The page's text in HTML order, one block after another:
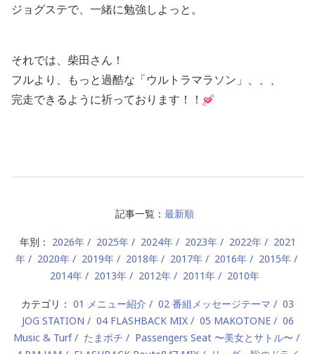
ジョグステで、一緒に勉強しよっと。
それでは、柴田さん！
フルより、もっと過酷な「ウルトラマラソン」、、、
完走できるように祈っております！！
記事一覧： 最新順
年別： 2026年 2025年 2024年 2023年 2022年
2021
年
2020年 2019年 2018年 2017年 2016年
2015年
2014年
2013年 2012年 2011年 2010年
カテゴリ： 01 メニュー紹介 02 番組メッセージテーマ
03
JOG STATION
04 FLASHBACK MIX 05 MAKOTONE
06
Music & Turf
たまポチ
Passengers Seat 〜美女とサトル〜